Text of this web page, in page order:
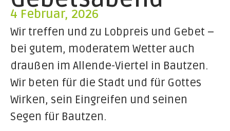
4 Februar, 2026
Wir treffen und zu Lobpreis und Gebet –
bei gutem, moderatem Wetter auch
draußen im Allende-Viertel in Bautzen.
Wir beten für die Stadt und für Gottes
Wirken, sein Eingreifen und seinen
Segen für Bautzen.